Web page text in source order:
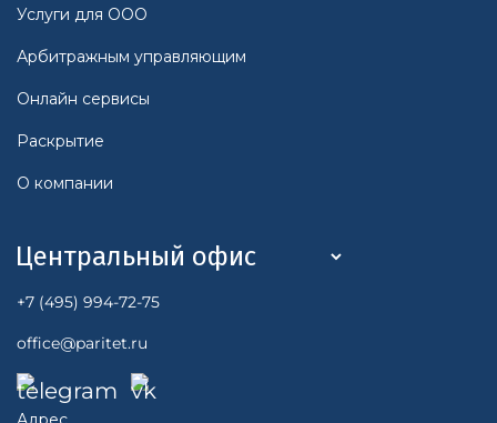
Услуги для ООО
Арбитражным управляющим
Онлайн сервисы
Раскрытие
О компании
+7 (495) 994-72-75
office@paritet.ru